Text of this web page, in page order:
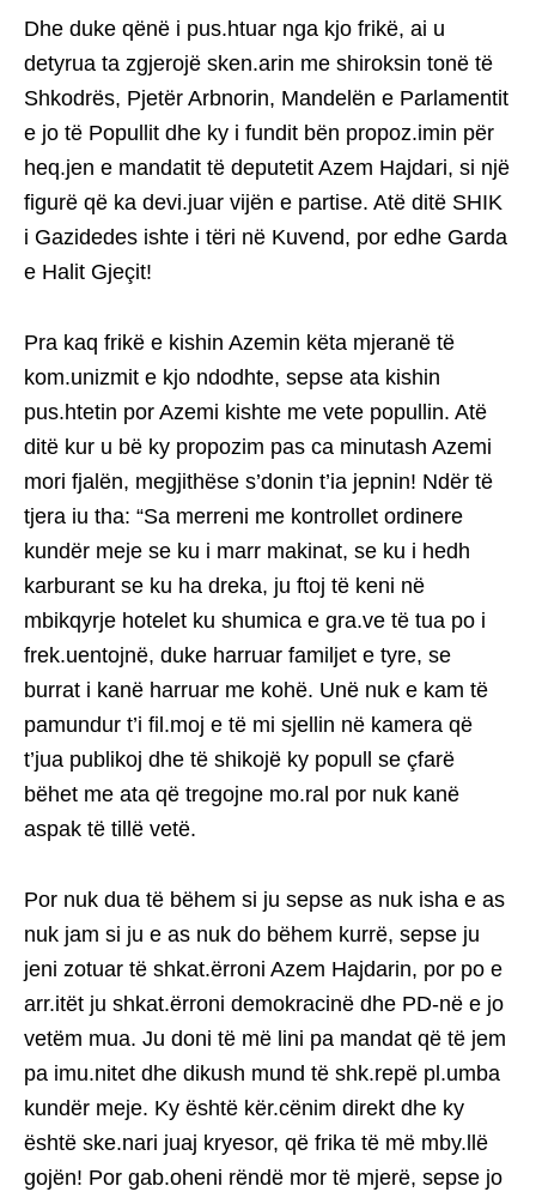
Dhe duke qënë i pus.htuar nga kjo frikë, ai u
detyrua ta zgjerojë sken.arin me shiroksin tonë të
Shkodrës, Pjetër Arbnorin, Mandelën e Parlamentit
e jo të Popullit dhe ky i fundit bën propoz.imin për
heq.jen e mandatit të deputetit Azem Hajdari, si një
figurë që ka devi.juar vijën e partise. Atë ditë SHIK
i Gazidedes ishte i tëri në Kuvend, por edhe Garda
e Halit Gjeçit!
Pra kaq frikë e kishin Azemin këta mjeranë të
kom.unizmit e kjo ndodhte, sepse ata kishin
pus.htetin por Azemi kishte me vete popullin. Atë
ditë kur u bë ky propozim pas ca minutash Azemi
mori fjalën, megjithëse s’donin t’ia jepnin! Ndër të
tjera iu tha: “Sa merreni me kontrollet ordinere
kundër meje se ku i marr makinat, se ku i hedh
karburant se ku ha dreka, ju ftoj të keni në
mbikqyrje hotelet ku shumica e gra.ve të tua po i
frek.uentojnë, duke harruar familjet e tyre, se
burrat i kanë harruar me kohë. Unë nuk e kam të
pamundur t’i fil.moj e të mi sjellin në kamera që
t’jua publikoj dhe të shikojë ky popull se çfarë
bëhet me ata që tregojne mo.ral por nuk kanë
aspak të tillë vetë.
Por nuk dua të bëhem si ju sepse as nuk isha e as
nuk jam si ju e as nuk do bëhem kurrë, sepse ju
jeni zotuar të shkat.ërroni Azem Hajdarin, por po e
arr.itët ju shkat.ërroni demokracinë dhe PD-në e jo
vetëm mua. Ju doni të më lini pa mandat që të jem
pa imu.nitet dhe dikush mund të shk.repë pl.umba
kundër meje. Ky është kër.cënim direkt dhe ky
është ske.nari juaj kryesor, që frika të më mby.llë
gojën! Por gab.oheni rëndë mor të mjerë, sepse jo